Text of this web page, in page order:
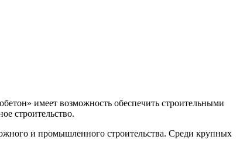
имеет возможность обеспечить строительными
строительство.
и промышленного строительства. Среди крупных